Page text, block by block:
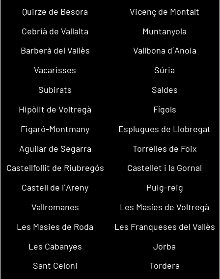
Quirze de Besora
Vicenç de Montalt
Cebrià de Vallalta
Muntanyola
Barberà del Vallès
Vallbona d´Anoia
Vacarisses
Súria
Subirats
Saldes
Hipòlit de Voltregà
Fígols
Figaró-Montmany
Esplugues de Llobregat
Aguilar de Segarra
Torrelles de Foix
Castellfollit de Riubregós
Castellet i la Gornal
Castell de l´Areny
Puig-reig
Vallromanes
Les Masíes de Voltregà
Les Masies de Roda
Les Franqueses del Vallès
Les Cabanyes
Jorba
Sant Celoni
Tordera